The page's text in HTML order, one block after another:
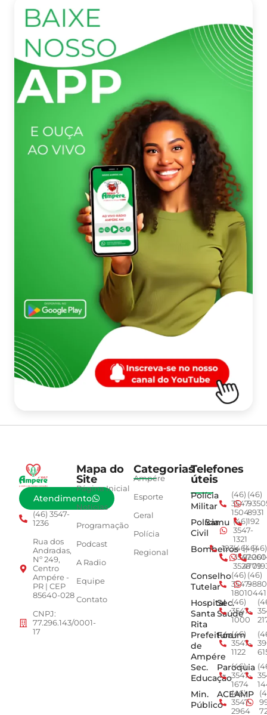
Atendimento
(46) 3547-
1236
Rua dos
Andradas,
Nº 249,
Centro
Ampére -
PR | CEP
85640-028
CNPJ:
77.296.143/0001-
17
Mapa do
Site
Página Inicial
Notícias
Programação
Podcast
A Radio
Equipe
Contato
Categorias
Ampére
Esporte
Geral
Polícia
Regional
Telefones
úteis
Polícia
Militar
(46)
3547-
1504
(46)
8931
Polícia
Civil
Samu (46)
3547-
1321
192
Bombeiros
193(46)
3547-
3528
(46)
4779
(46)
Conselho
Tutelar
(46)
3547-
1801
(46)
0441
Hospital
Santa
Rita
Sec.
Saúde
(46)
3547-
1000
Prefeitura
de
Ampére
Fórum
(46)
3547-
1122
Sec.
Educação
Paroquia
(46)
3547-
1674
Min.
Público
ACEAMP
(46)
3547-
2964